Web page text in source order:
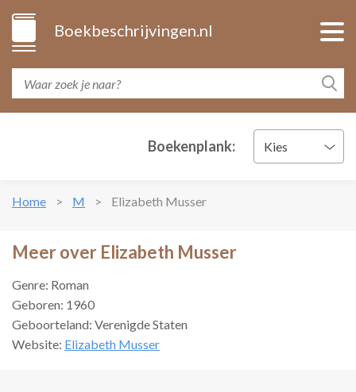
Boekbeschrijvingen.nl
Boekenplank: Kies
Home M Elizabeth Musser
Meer over Elizabeth Musser
Genre: Roman
Geboren: 1960
Geboorteland: Verenigde Staten
Website: Elizabeth Musser